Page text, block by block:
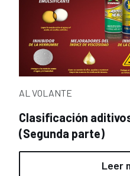
AL VOLANTE
Clasificación
(Segunda parte)
Leer